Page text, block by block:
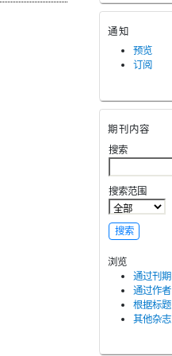
通知
预览
订阅
期刊内容
搜索
搜索范围
浏览
通过刊期
通过作者
根据标题
其他杂志